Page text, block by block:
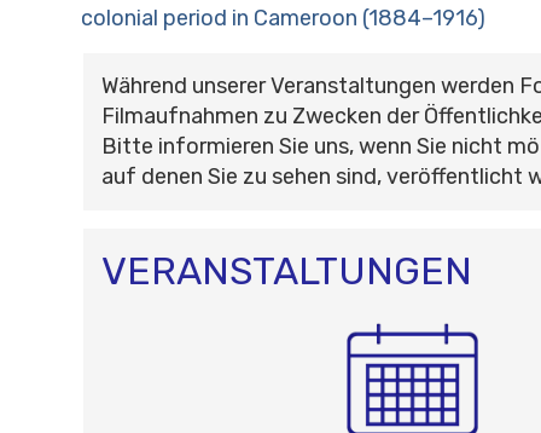
colonial period in Cameroon (1884–1916)
Während unserer Veranstaltungen werden
Filmaufnahmen zu Zwecken der
Bitte informieren Sie uns, wenn Sie nicht
auf denen Sie zu sehen sind, veröffentlicht
VERANSTALTUNGEN